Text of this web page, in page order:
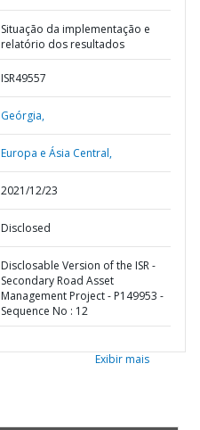
Situação da implementação e
relatório dos resultados
ISR49557
Geórgia,
Europa e Ásia Central,
2021/12/23
Disclosed
Disclosable Version of the ISR -
Secondary Road Asset
Management Project - P149953 -
Sequence No : 12
Exibir mais